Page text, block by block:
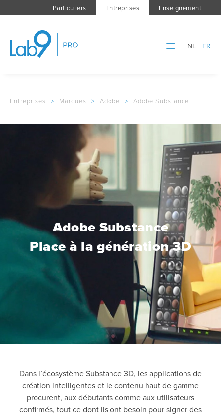
Particuliers Entreprises Enseignement
NL FR
Entreprises > Marques > Adobe > Adobe Substance
Adobe Substance
Place à la génération 3D
Dans l’écosystème Substance 3D, les applications de
création intelligentes et le contenu haut de gamme
procurent, aux débutants comme aux utilisateurs
confirmés, tout ce dont ils ont besoin pour signer des